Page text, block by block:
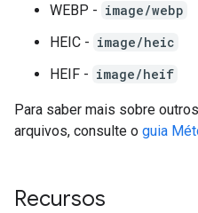
WEBP - image/webp
HEIC - image/heic
HEIF - image/heif
Para saber mais sobre
arquivos, consulte o guia
Recursos